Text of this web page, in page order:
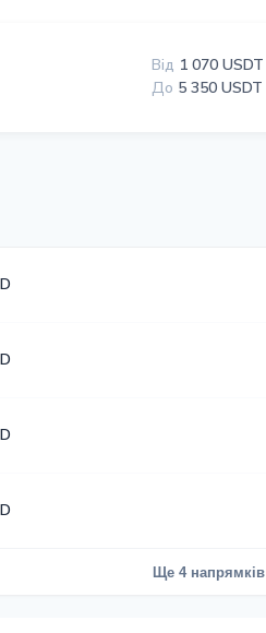
Від 1 070 USDT
До 5 350 USDT
Ще 4 напрямків